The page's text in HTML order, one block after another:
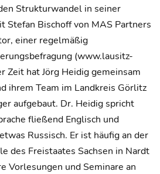
Strukturwandel in seiner
Stefan Bischoff von MAS Partners
einer regelmäßig
(www.lausitz-
Zeit hat Jörg Heidig gemeinsam
ihrem Team im Landkreis Görlitz
aufgebaut. Dr. Heidig spricht
fließend Englisch und
Russisch. Er ist häufig an der
des Freistaates Sachsen in Nardt
Vorlesungen und Seminare an